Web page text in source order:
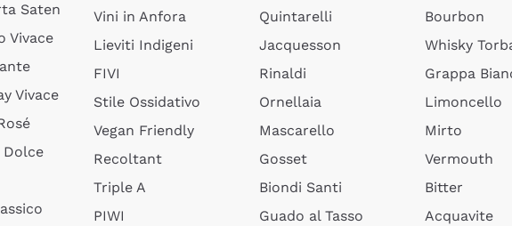
Saten
Vivace
Vivace
Dolce
Vini in Anfora
Lieviti Indigeni
FIVI
Stile Ossidativo
Vegan Friendly
Recoltant
Triple A
PIWI
Quintarelli
Jacquesson
Rinaldi
Ornellaia
Mascarello
Gosset
Biondi Santi
Guado al Tasso
Bourbon
Whisky
Grappa
Limoncello
Mirto
Vermouth
Bitter
Acquavite